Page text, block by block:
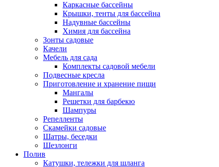
Каркасные бассейны
Крышки, тенты для бассейна
Надувные бассейны
Химия для бассейна
Зонты садовые
Качели
Мебель для сада
Комплекты садовой мебели
Подвесные кресла
Приготовление и хранение пищи
Мангалы
Решетки для барбекю
Шампуры
Репелленты
Скамейки садовые
Шатры, беседки
Шезлонги
Полив
Катушки, тележки для шланга